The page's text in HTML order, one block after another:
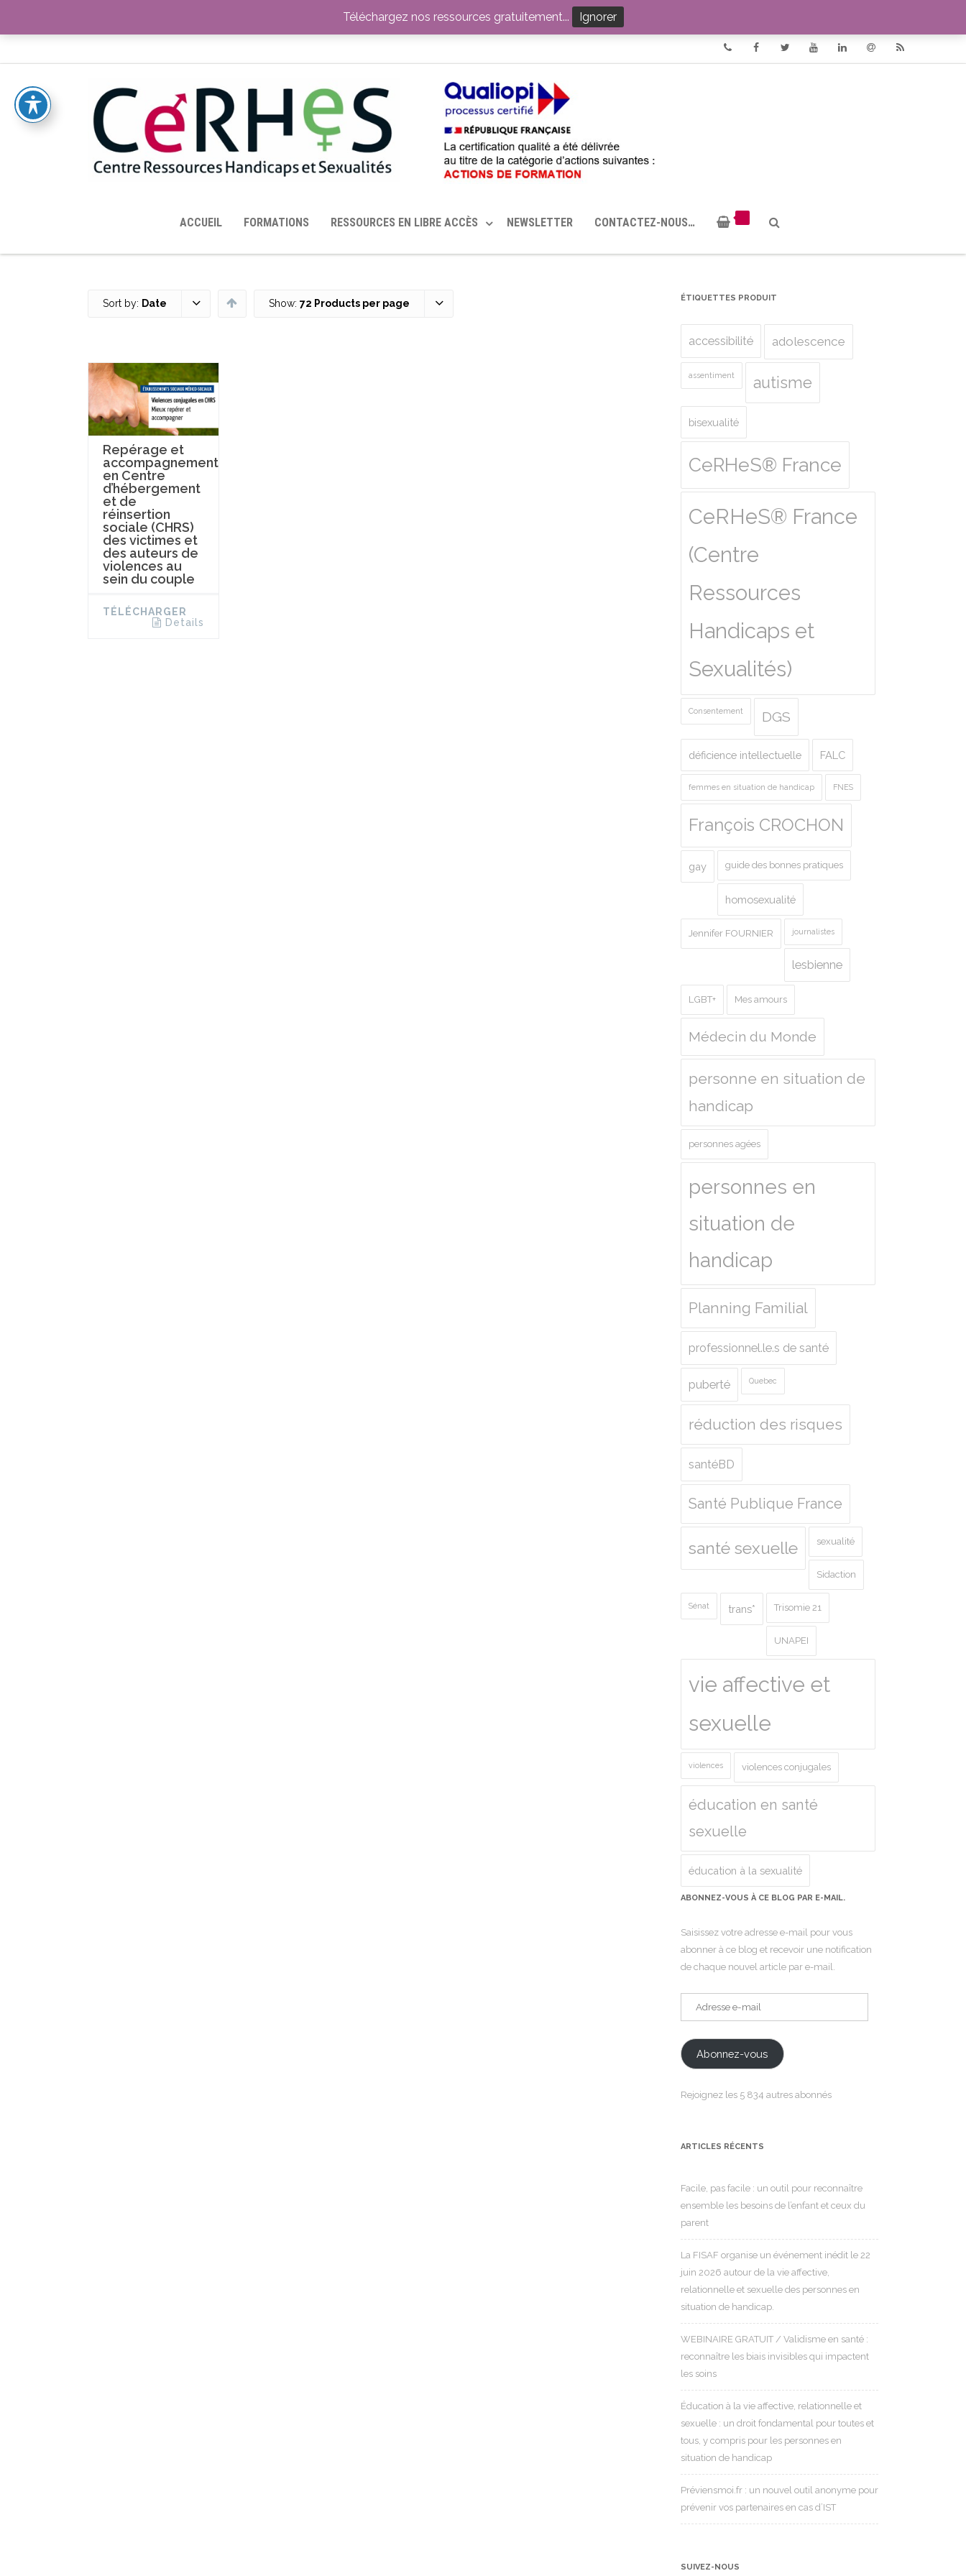
TOUTES LES RESSOURCES MISES À DISPOSITION PAR LE CERHES® FRANCE OUTILS EN SANTÉ SEXUELLE
ACCUEIL FORMATIONS RESSOURCES EN LIBRE ACCÈS NEWSLETTER CONTACTEZ-NOUS…
Sort by: Date Show: 72 Products per page
Repérage et
accompagnement
en Centre
d’hébergement
et de
réinsertion
sociale (CHRS)
des victimes et
des auteurs de
violences au
sein du couple
TÉLÉCHARGER
Details
ÉTIQUETTES PRODUIT
accessibilité adolescence
assentiment autisme
bisexualité
CeRHeS® France
CeRHeS® France
(Centre
Ressources
Handicaps et
Sexualités)
Consentement DGS
déficience intellectuelle FALC
femmes en situation de handicap FNES
François CROCHON
gay guide des bonnes pratiques
homosexualité
Jennifer FOURNIER journalistes
lesbienne
LGBT+ Mes amours
Médecin du Monde
personne en situation de
handicap
personnes agées
personnes en
situation de
handicap
Planning Familial
professionnel.le.s de santé
puberté Quebec
réduction des risques
santéBD
Santé Publique France
santé sexuelle sexualité
Sidaction
Sénat trans* Trisomie 21
UNAPEI
vie affective et
sexuelle
violences violences conjugales
éducation en santé
sexuelle
éducation à la sexualité
ABONNEZ-VOUS À CE BLOG PAR E-MAIL.
Saisissez votre adresse e-mail pour vous
abonner à ce blog et recevoir une notification
de chaque nouvel article par e-mail.
Adresse
e-
Abonnez-vous
Rejoignez les 5 834 autres abonnés
ARTICLES RÉCENTS
Facile, pas facile : un outil pour reconnaître
ensemble les besoins de l’enfant et ceux du
parent
La FISAF organise un événement inédit le 22
juin 2026 autour de la vie affective,
relationnelle et sexuelle des personnes en
situation de handicap.
WEBINAIRE GRATUIT / Validisme en santé :
reconnaître les biais invisibles qui impactent
les soins
Éducation à la vie affective, relationnelle et
sexuelle : un droit fondamental pour toutes et
tous, y compris pour les personnes en
situation de handicap
Préviensmoi.fr : un nouvel outil anonyme pour
prévenir vos partenaires en cas d’IST
SUIVEZ-NOUS
Téléchargez nos ressources gratuitement... Ignorer